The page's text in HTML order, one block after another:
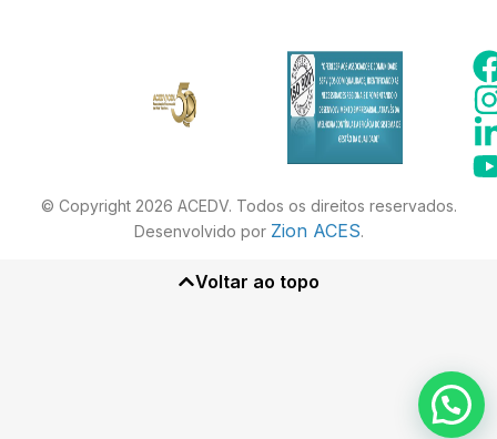
© Copyright 2026 ACEDV. Todos os direitos reservados.
Desenvolvido por Zion ACES.
Voltar ao topo